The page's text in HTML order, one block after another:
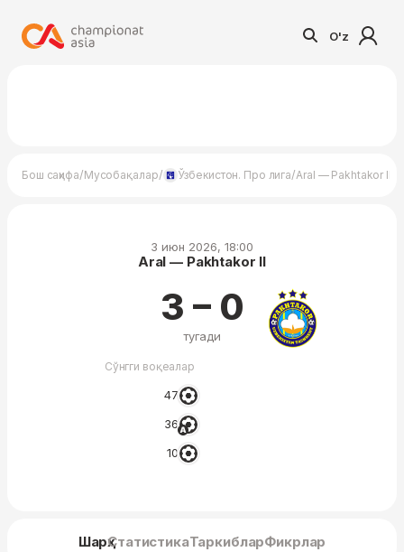
O'z
Бош саҳифа/Мусобақалар/ Ўзбекистон. Про лига/Aral — Pakhtakor II
3 июн 2026, 18:00
Aral — Pakhtakor II
Сўнгги воқеалар
47′
36′
10′
3 – 0
тугади
ШарҳСтатистикаТаркибларФикрлар